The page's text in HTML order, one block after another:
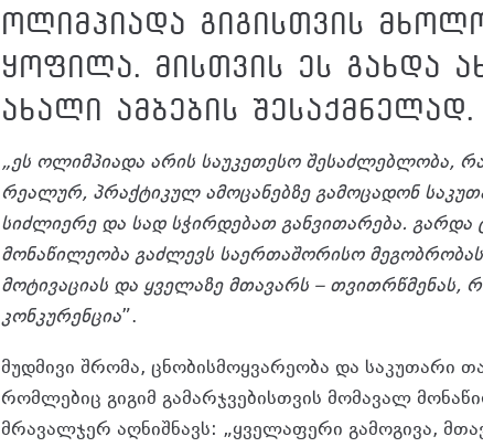
ოლიმპიადა გიგისთვის
ყოფილა. მისთვის ეს გახდა
ახალი ამბების შესაქმნელად.
„ეს ოლიმპიადა არის საუკეთესო შესაძლებლობა,
რეალურ, პრაქტიკულ ამოცანებზე გამოცადონ
სიძლიერე და სად სჭირდებათ განვითარება. გარდა
მონაწილეობა გაძლევს საერთაშორისო
მოტივაციას და ყველაზე მთავარს –
კონკურენცია”.
მუდმივი შრომა, ცნობისმოყვარეობა და საკუთარი
რომლებიც გიგიმ გამარჯვებისთვის მომავალ
მრავალჯერ აღნიშნავს: „ყველაფერი გამოგივა,